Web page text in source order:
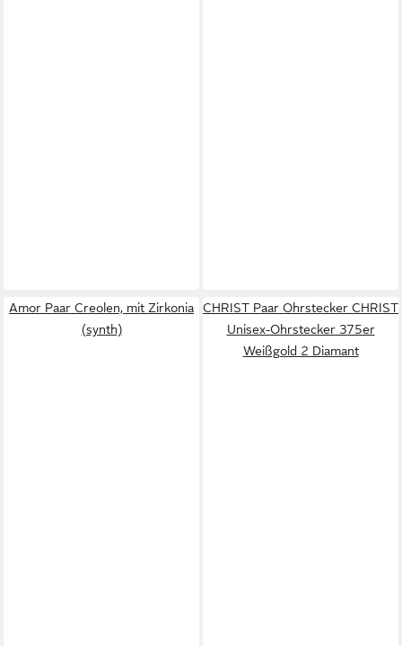
Amor Paar Creolen, mit Zirkonia
(synth)
CHRIST Paar Ohrstecker CHRIST
Unisex-Ohrstecker 375er
Weißgold 2 Diamant